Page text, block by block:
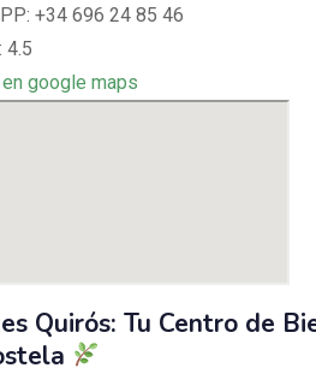
+34 696 24 85 46
4.5
google maps
Quirós: Tu Centro de